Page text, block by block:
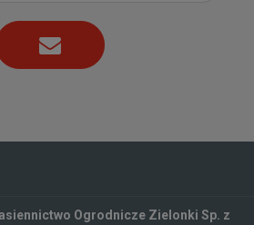
Ogrodnicze Zielonki Sp. z